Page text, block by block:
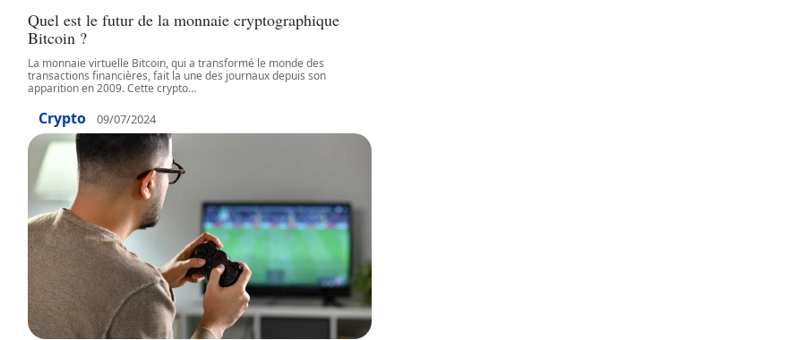
Quel est le futur de la monnaie cryptographique
Bitcoin ?
La monnaie virtuelle Bitcoin, qui a transformé le monde des
transactions financières, fait la une des journaux depuis son
apparition en 2009. Cette crypto…
Crypto 09/07/2024